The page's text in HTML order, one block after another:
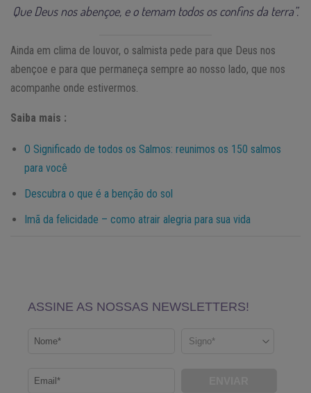
Que Deus nos abençoe, e o temam todos os confins da terra”.
Ainda em clima de louvor, o salmista pede para que Deus nos
abençoe e para que permaneça sempre ao nosso lado, que nos
acompanhe onde estivermos.
Saiba mais :
O Significado de todos os Salmos: reunimos os 150 salmos
para você
Descubra o que é a benção do sol
Imã da felicidade – como atrair alegria para sua vida